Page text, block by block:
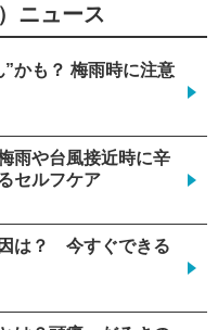
ニュース
かも？ 梅雨時に注意
雨や台風接近時に辛
セルフケア
は？ 今すぐできる